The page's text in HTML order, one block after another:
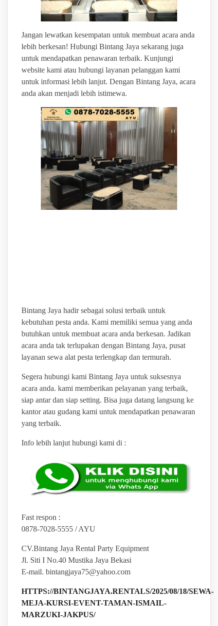
Jangan lewatkan kesempatan untuk membuat acara anda
lebih berkesan! Hubungi Bintang Jaya sekarang juga
untuk mendapatkan penawaran terbaik. Kunjungi
website kami atau hubungi layanan pelanggan kami
untuk informasi lebih lanjut. Dengan Bintang Jaya, acara
anda akan menjadi lebih istimewa.
Bintang Jaya hadir sebagai solusi terbaik untuk
kebutuhan pesta anda. Kami memiliki semua yang anda
butuhkan untuk membuat acara anda berkesan. Jadikan
acara anda tak terlupakan dengan Bintang Jaya, pusat
layanan sewa alat pesta terlengkap dan termurah.
Segera hubungi kami Bintang Jaya untuk suksesnya
acara anda. kami memberikan pelayanan yang terbaik,
siap antar dan siap setting. Bisa juga datang langsung ke
kantor atau gudang kami untuk mendapatkan penawaran
yang terbaik.
Info lebih lanjut hubungi kami di :
Fast respon :
0878-7028-5555 / AYU
CV.Bintang Jaya Rental Party Equipment
Jl. Siti I No.40 Mustika Jaya Bekasi
E-mail. bintangjaya75@yahoo.com
HTTPS://BINTANGJAYA.RENTALS/2025/08/18/SEWA-
MEJA-KURSI-EVENT-TAMAN-ISMAIL-
MARZUKI-JAKPUS/